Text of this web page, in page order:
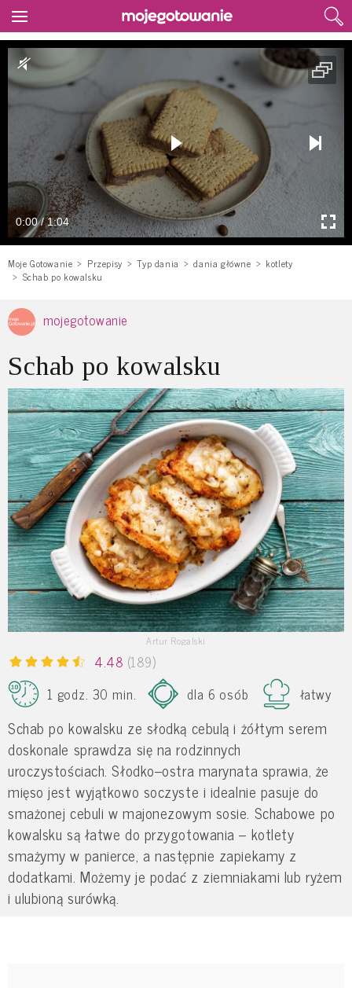
0:00 / 1:04
Moje Gotowanie Przepisy Typ dania dania główne
kotlety
Schab po kowalsku
mojegotowanie
Schab po kowalsku
Artur Rogalski
4.48 (189)
1 godz. 30 min.
dla 6 osób łatwy
Schab po kowalsku ze słodką cebulą i żółtym serem
doskonale sprawdza się na rodzinnych
uroczystościach. Słodko–ostra marynata sprawia, że
mięso jest wyjątkowo soczyste i idealnie pasuje do
smażonej cebuli w majonezowym sosie. Schabowe po
kowalsku są łatwe do przygotowania – kotlety
smażymy w panierce, a następnie zapiekamy z
dodatkami. Możemy je podać z ziemniakami lub ryżem
i ulubioną surówką.